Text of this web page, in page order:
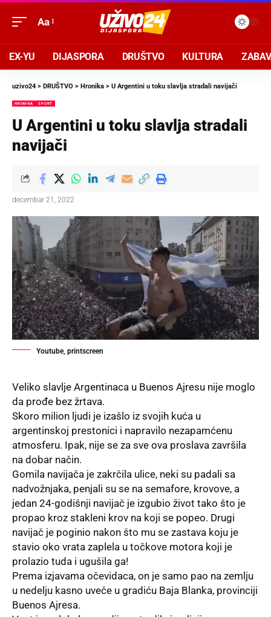
Aa
EX-YU DIJASPORA DRUŠTVO KULTURA
uzivo24 > DRUŠTVO > Hronika > U Argentini u toku slavlja stradali navijači
HRONIKA SPORT
U Argentini u toku slavlja stradali
navijači
decembar 21, 2022
Youtube, printscreen
Veliko slavlje Argentinaca u Buenos Ajresu nije moglo
da prođe bez žrtava.
Skoro milion ljudi je izašlo iz svojih kuća u
argentinskoj prestonici i napravilo nezapamćenu
atmosferu. Ipak, nije se za sve ova proslava završila
na dobar način.
Gomila navijača je zakrčila ulice, neki su padali sa
nadvožnjaka, penjali su se na semafore, krovove, a
jedan 24-godišnji navijač je izgubio život tako što je
propao kroz stakleni krov na koji se popeo. Drugi
navijač je poginio nakon što mu se zastava koju je
stavio oko vrata zaplela u točkove motora koji je
prolazio tuda i ugušila ga!
Prema izjavama očevidaca, on je samo pao na zemlju
u nedelju kasno uveče u gradiću Baja Blanka, provinciji
Buenos Ajresa.